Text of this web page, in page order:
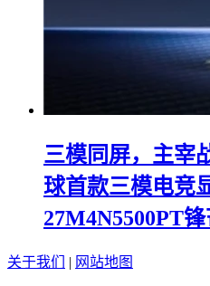
三模同屏，主宰
球首款三模电竞
27M4N5500PT
关于我们 | 网站地图